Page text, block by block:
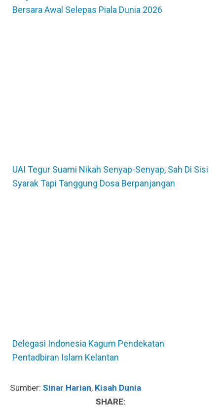
Bersara Awal Selepas Piala Dunia 2026
UAI Tegur Suami Nikah Senyap-Senyap, Sah Di Sisi
Syarak Tapi Tanggung Dosa Berpanjangan
Delegasi Indonesia Kagum Pendekatan
Pentadbiran Islam Kelantan
Sumber: Sinar Harian, Kisah Dunia
SHARE: